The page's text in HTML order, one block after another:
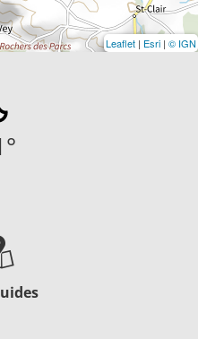
Leaflet | Esri | © IGN
°